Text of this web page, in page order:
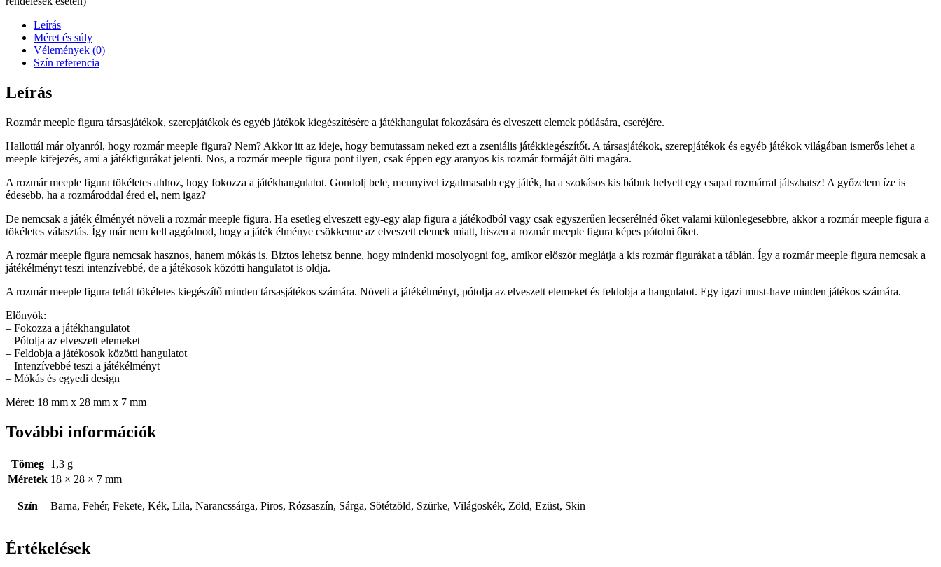
Leírás
Méret és súly
Vélemények (0)
Szín referencia
Leírás
Rozmár meeple figura társasjátékok, szerepjátékok és egyéb játékok kiegészítésére a játékhangulat fokozására és elveszett elemek pótlására, cseréjére.
Hallottál már olyanról, hogy rozmár meeple figura? Nem? Akkor itt az ideje, hogy bemutassam neked ezt a zseniális játékkiegészítőt. A társasjátékok, szerepjátékok és egyéb játékok világában ismerős lehet a
meeple kifejezés, ami a játékfigurákat jelenti. Nos, a rozmár meeple figura pont ilyen, csak éppen egy aranyos kis rozmár formáját ölti magára.
A rozmár meeple figura tökéletes ahhoz, hogy fokozza a játékhangulatot. Gondolj bele, mennyivel izgalmasabb egy játék, ha a szokásos kis bábuk helyett egy csapat rozmárral játszhatsz! A győzelem íze is
édesebb, ha a rozmároddal éred el, nem igaz?
De nemcsak a játék élményét növeli a rozmár meeple figura. Ha esetleg elveszett egy-egy alap figura a játékodból vagy csak egyszerűen lecserélnéd őket valami különlegesebbre, akkor a rozmár meeple figura a
tökéletes választás. Így már nem kell aggódnod, hogy a játék élménye csökkenne az elveszett elemek miatt, hiszen a rozmár meeple figura képes pótolni őket.
A rozmár meeple figura nemcsak hasznos, hanem mókás is. Biztos lehetsz benne, hogy mindenki mosolyogni fog, amikor először meglátja a kis rozmár figurákat a táblán. Így a rozmár meeple figura nemcsak a
játékélményt teszi intenzívebbé, de a játékosok közötti hangulatot is oldja.
A rozmár meeple figura tehát tökéletes kiegészítő minden társasjátékos számára. Növeli a játékélményt, pótolja az elveszett elemeket és feldobja a hangulatot. Egy igazi must-have minden játékos számára.
Előnyök:
– Fokozza a játékhangulatot
– Pótolja az elveszett elemeket
– Feldobja a játékosok közötti hangulatot
– Intenzívebbé teszi a játékélményt
– Mókás és egyedi design
Méret: 18 mm x 28 mm x 7 mm
További információk
Tömeg 1,3 g
Méretek 18 × 28 × 7 mm
Szín Barna, Fehér, Fekete, Kék, Lila, Narancssárga, Piros, Rózsaszín, Sárga, Sötétzöld, Szürke, Világoskék, Zöld, Ezüst, Skin
Értékelések